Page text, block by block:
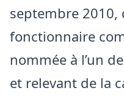
septembre
fonctionnaire
nommée à l’un
et relevant de la